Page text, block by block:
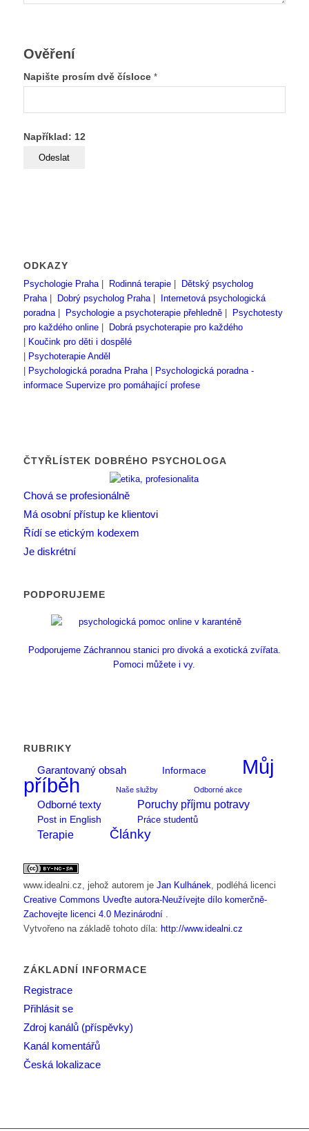
Ověření
Napište prosím dvě čísloce *
Například: 12
ODKAZY
Psychologie Praha| Rodinná terapie|
Dětský psycholog
Praha| Dobrý psycholog Praha|
Internetová psychologická
poradna| Psychologie a psychoterapie přehledně|
Psychotesty
pro každého online|
Dobrá psychoterapie pro každého
Koučink pro děti i dospělé
Psychoterapie Anděl
Psychologická poradna Praha|
Psychologická poradna -
informace Supervize pro pomáhající profese
ČTYŘLÍSTEK DOBRÉHO PSYCHOLOGA
Chová se profesionálně
Má osobní přístup ke klientovi
Řídí se etickým kodexem
Je diskrétní
PODPORUJEME
Podporujeme Záchrannou stanici pro divoká a exotická zvířata.
Pomoci můžete i vy.
RUBRIKY
Garantovaný obsah
Informace
Můj
příběh
Naše služby Odborné akce
Odborné texty Poruchy příjmu potravy
Post in English Práce studentů
Terapie Články
www.idealni.cz , jehož autorem je Jan Kulhánek , podléhá licenci
Creative Commons Uveďte autora-Neužívejte dílo komerčně-
Zachovejte licenci 4.0 Mezinárodní
Vytvořeno na základě tohoto díla: http://www.idealni.cz
ZÁKLADNÍ INFORMACE
Registrace
Přihlásit se
Zdroj kanálů (příspěvky)
Kanál komentářů
Česká lokalizace